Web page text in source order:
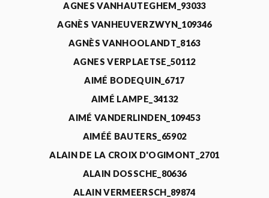
AGNES VANHAUTEGHEM_93033
AGNÈS VANHEUVERZWYN_109346
AGNÈS VANHOOLANDT_8163
AGNES VERPLAETSE_50112
AIMÉ BODEQUIN_6717
AIMÉ LAMPE_34132
AIMÉ VANDERLINDEN_109453
AIMÉÉ BAUTERS_65902
ALAIN DE LA CROIX D'OGIMONT_2701
ALAIN DOSSCHE_80636
ALAIN VERMEERSCH_89874